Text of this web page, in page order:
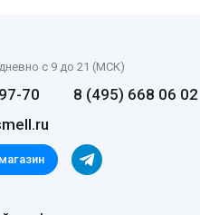
с 9 до 21 (МСК)
70
8 (495) 668 06 02